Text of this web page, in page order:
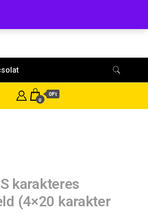
0
0Ft
karakteres
(4×20 karakter